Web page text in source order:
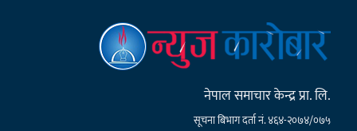
नेपाल समाचार केन्द्र प्रा. लि.
सूचना बिभाग दर्ता नं. ४६४-२०७४/०७५